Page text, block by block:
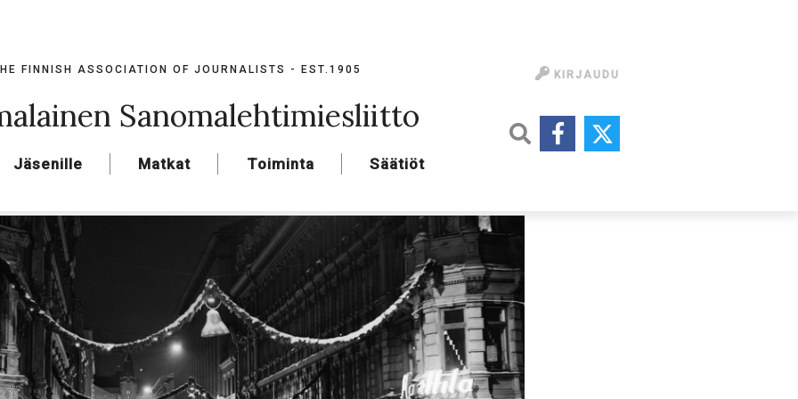
FINNISH ASSOCIATION OF JOURNALISTS - EST.1905
Sanomalehtimiesliitto
Jäsenille Matkat Toiminta Säätiöt
KIRJAUDU